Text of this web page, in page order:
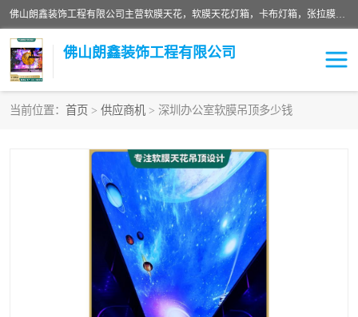
佛山朗鑫装饰工程有限公司主营软膜天花，软膜天花灯箱，卡布灯箱，张拉膜等产品，价格实惠，支持定制；公司专业装饰铺面，家居，会展特装，软膜等工程，技能精良人员，安装快、价格合理，质量保证、热诚与各方有识人士合作，欢迎新老客户来电咨询。
佛山朗鑫装饰工程有限公司
当前位置： 首页 > 供应商机 > 深圳办公室软膜吊顶多少钱
软膜吊顶